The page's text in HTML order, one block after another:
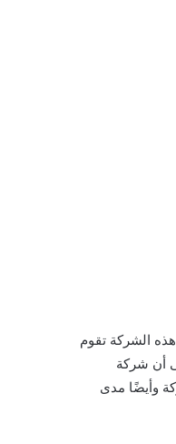
الشركة تقوم
أن شركة
وأيضًا مدى